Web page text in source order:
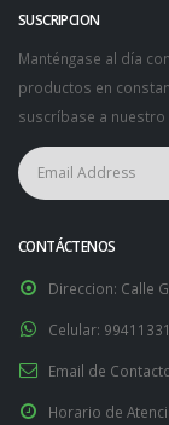
SUSCRIPCION
Manténgase al día
productos en
suscríbase a nuestro
CONTÁCTENOS
Direccion: Calle
Celular:
Email de
Horario de